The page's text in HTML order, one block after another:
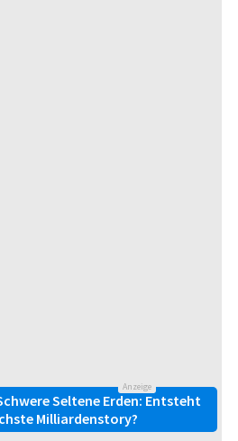
Anzeige
Seltene Erden: Entsteht
Milliardenstory?